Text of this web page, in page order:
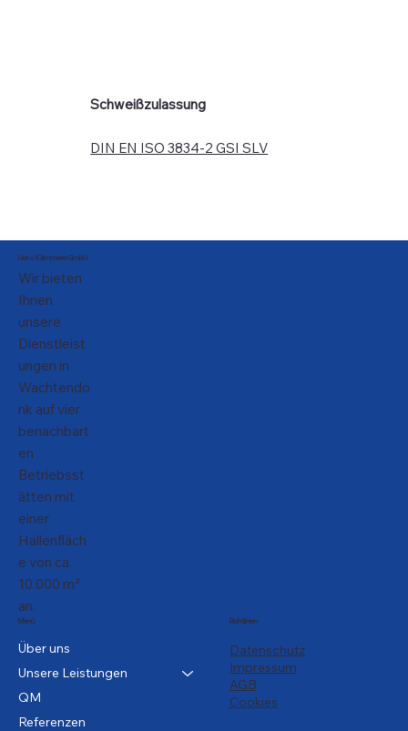
Schweißzulassung
DIN EN ISO 3834-2 GSI SLV​
Hans Kämmerer GmbH
Wir bieten
Ihnen
unsere
Dienstleist
ungen in
Wachtendo
nk auf vier
benachbart
en
Betriebsst
ätten mit
einer
Hallenfläch
e von ca.
10.000 m²
an.
Menü
Über uns
Unsere Leistungen
QM
Referenzen
Richtlinien
Datenschutz
Impressum
AGB
Cookies